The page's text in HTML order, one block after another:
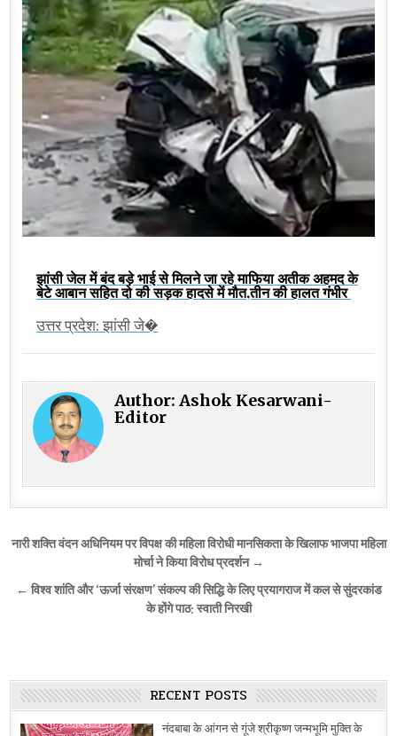
झांसी जेल में बंद बड़े भाई से मिलने जा रहे माफिया अतीक अहमद के
बेटे आबान सहित दो की सड़क हादसे में मौत,तीन की हालत गंभीर
उत्तर प्रदेश: झांसी जे�
Author:Ashok Kesarwani-
Editor
Post
नारी शक्ति वंदन अधिनियम पर विपक्ष की महिला विरोधी मानसिकता के खिलाफ भाजपा महिला
मोर्चा ने किया विरोध प्रदर्शन →
← विश्व शांति और ‘ऊर्जा संरक्षण’ संकल्प की सिद्धि के लिए प्रयागराज में कल से सुंदरकांड
के होंगे पाठ: स्वाती निरखी
RECENT POSTS
नंदबाबा के आंगन से गूंजे श्रीकृष्ण जन्मभूमि मुक्ति के